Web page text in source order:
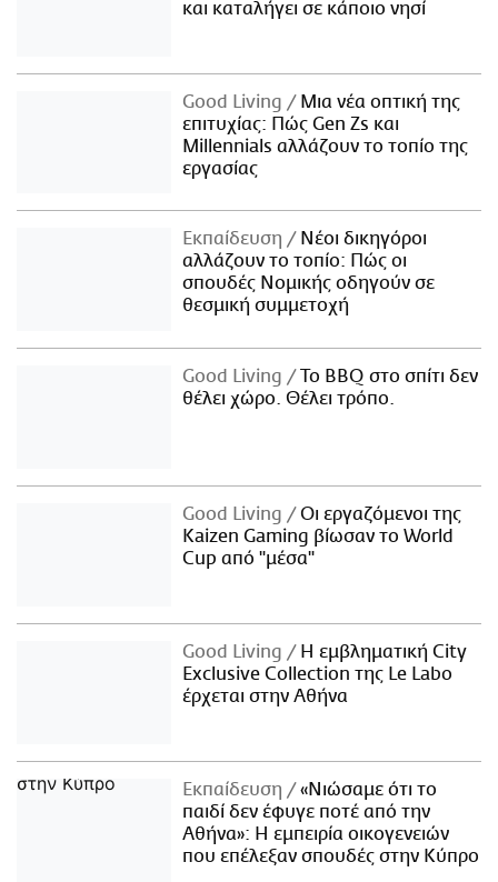
και καταλήγει σε κάποιο νησί
Good Living
Μια νέα οπτική της
επιτυχίας: Πώς Gen Zs και
Millennials αλλάζουν το τοπίο της
εργασίας
Εκπαίδευση
Νέοι δικηγόροι
αλλάζουν το τοπίο: Πώς οι
σπουδές Νομικής οδηγούν σε
θεσμική συμμετοχή
Good Living
Το BBQ στο σπίτι δεν
θέλει χώρο. Θέλει τρόπο.
Good Living
Οι εργαζόμενοι της
Kaizen Gaming βίωσαν το World
Cup από "μέσα"
Good Living
Η εμβληματική City
Exclusive Collection της Le Labo
έρχεται στην Αθήνα
Εκπαίδευση
«Νιώσαμε ότι το
παιδί δεν έφυγε ποτέ από την
Αθήνα»: Η εμπειρία οικογενειών
που επέλεξαν σπουδές στην Κύπρο